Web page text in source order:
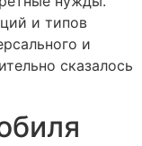
и типов
и
сказалось